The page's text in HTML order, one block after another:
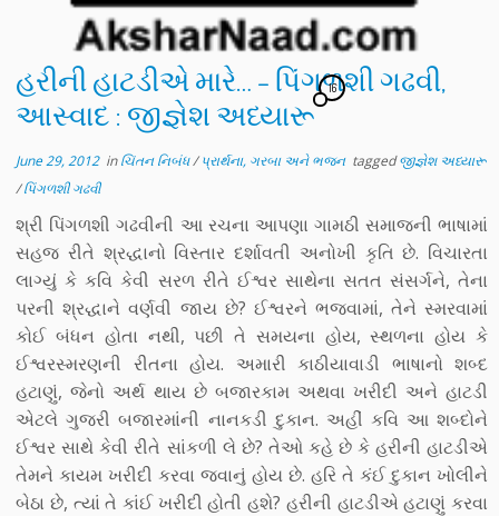
હરીની હાટડીએ મારે… – પિંગળશી ગઢવી,
આસ્વાદ : જીજ્ઞેશ અધ્યારૂ
16
June 29, 2012inચિંતન નિબંધ/પ્રાર્થના, ગરબા અને ભજન taggedજીજ્ઞેશ અધ્યારૂ
/પિંગળશી ગઢવી
શ્રી પિંગળશી ગઢવીની આ રચના આપણા ગામઠી સમાજની ભાષામાં
સહજ રીતે શ્રદ્ધાનો વિસ્તાર દર્શાવતી અનોખી કૃતિ છે. વિચારતા
લાગ્યું કે કવિ કેવી સરળ રીતે ઈશ્વર સાથેના સતત સંસર્ગને, તેના
પરની શ્રદ્ધાને વર્ણવી જાય છે? ઈશ્વરને ભજવામાં, તેને સ્મરવામાં
કોઈ બંધન હોતા નથી, પછી તે સમયના હોય, સ્થળના હોય કે
ઈશ્વરસ્મરણની રીતના હોય. અમારી કાઠીયાવાડી ભાષાનો શબ્દ
હટાણું, જેનો અર્થ થાય છે બજારકામ અથવા ખરીદી અને હાટડી
એટલે ગુજરી બજારમાંની નાનકડી દુકાન. અહીં કવિ આ શબ્દોને
ઈશ્વર સાથે કેવી રીતે સાંકળી લે છે? તેઓ કહે છે કે હરીની હાટડીએ
તેમને કાયમ ખરીદી કરવા જવાનું હોય છે. હરિ તે કંઈ દુકાન ખોલીને
બેઠા છે, ત્યાં તે કાંઈ ખરીદી હોતી હશે? હરીની હાટડીએ હટાણું કરવા